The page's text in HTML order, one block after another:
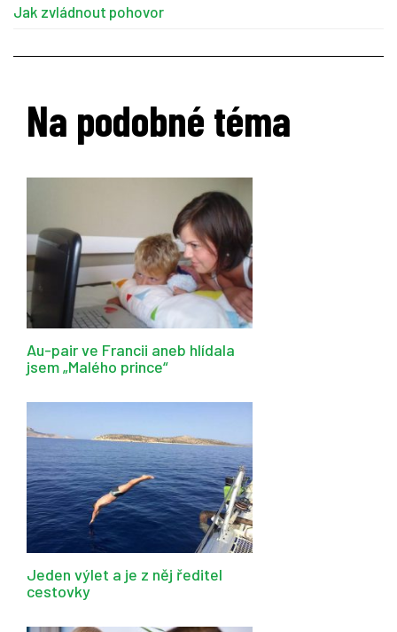
Jak zvládnout pohovor
Na podobné téma
Au-pair ve Francii aneb hlídala
jsem „Malého prince“
Jeden výlet a je z něj ředitel
cestovky